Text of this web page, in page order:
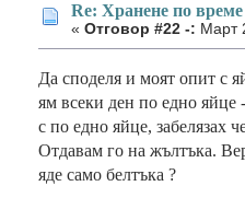
Re: Хранене по
« Отговор #22 -: Март
Да споделя и моят опит с
ям всеки ден по едно яйце
с по едно яйце, забелязах
Отдавам го на жълтъка.
яде само белтъка ?